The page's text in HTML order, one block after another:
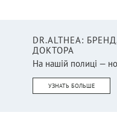
DR.ALTHEA:
ДОКТОРА
На нашій полиці —
УЗНАТЬ БОЛЬШЕ